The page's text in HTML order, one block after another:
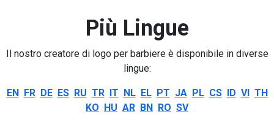
Più Lingue
Il nostro creatore di logo per barbiere è disponibile in diverse
lingue:
EN FR DE ES RU TR IT NL EL PT JA PL CS ID VI TH
KO HU AR BN RO SV